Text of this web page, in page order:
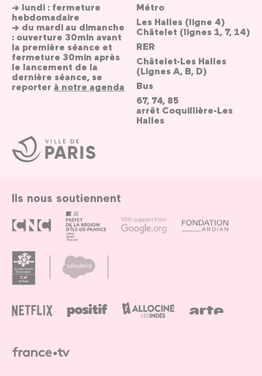
Ville
de
Paris
→ lundi : fermeture
hebdomadaire
→ du mardi au dimanche
: ouverture 30min avant
la première séance et
fermeture 30min après
le lancement de la
dernière séance, se
reporter à notre agenda
Métro
Les Halles (ligne 4)
Châtelet (lignes 1, 7, 14)
RER
Châtelet-Les Halles
(Lignes A, B, D)
Bus
67, 74, 85
arrêt Coquillière-Les
Halles
Ils nous soutiennent